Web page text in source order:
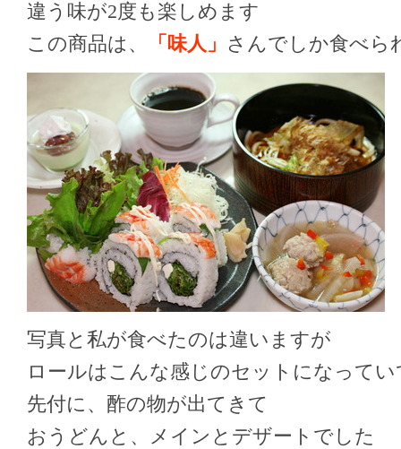
違う味が2度も楽しめます
この商品は、
「味人」 さんでしか食べら
写真と私が食べたのは違いますが
ロールはこんな感じのセットになってい
先付に、酢の物が出てきて
おうどんと、メインとデザートでした